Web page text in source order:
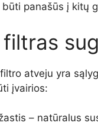
panašūs į kitų
atveju yra
įvairios:
– natūralus